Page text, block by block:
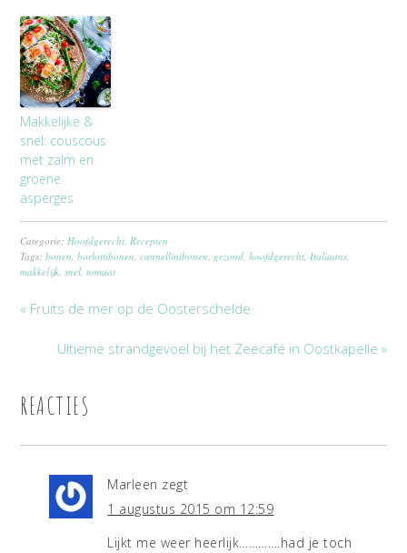
Makkelijke &
snel: couscous
met zalm en
groene
asperges
Categorie:Hoofdgerecht,Recepten
Tags:bonen,borlottibonen,cannellinibonen, gezond,hoofdgerecht,Italiaans,
makkelijk,snel,tomaat
« Fruits de mer op de Oosterschelde
Ultieme strandgevoel bij het Zeecafé in Oostkapelle »
REACTIES
Marleen zegt
1 augustus 2015 om 12:59
Lijkt me weer heerlijk………….had je toch